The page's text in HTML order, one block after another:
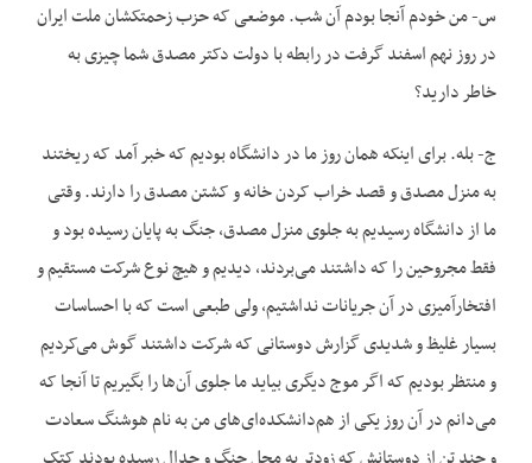
س- من خودم آنجا بودم آن شب. موضعی که حزب زحمتکشان ملت ایران
در روز نهم اسفند گرفت در رابطه با دولت دکتر مصدق شما چیزی به
خاطر دارید؟
ج- بله. برای اینکه همان روز ما در دانشگاه بودیم که خبر آمد که ریختند
به منزل مصدق و قصد خراب کردن خانه و کشتن مصدق را دارند. وقتی
ما از دانشگاه رسیدیم به جلوی منزل مصدق، جنگ به پایان رسیده بود و
فقط مجروحین را که داشتند می‌بردند، دیدیم و هیچ نوع شرکت مستقیم و
افتخارآمیزی در آن جریانات نداشتیم، ولی طبعی است که با احساسات
بسیار غلیظ و شدیدی گزارش دوستانی که شرکت داشتند گوش می‌کردیم
و منتظر بودیم که اگر موج دیگری بیاید ما جلوی آن‌ها را بگیریم تا آنجا که
می‌دانم در آن روز یکی از هم‌دانشکده‌ای‌های من به نام هوشنگ سعادت